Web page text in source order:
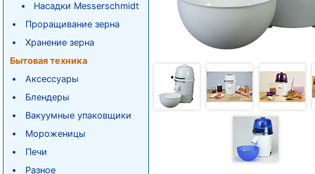
Насадки Messerschmidt
Проращивание зерна
Хранение зерна
Бытовая техника
Аксессуары
Блендеры
Вакуумные упаковщики
Мороженицы
Печи
Разное